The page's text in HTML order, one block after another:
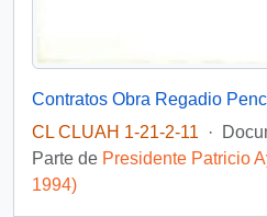
Contratos Obra Regadio
CL CLUAH 1-21-2-11
·
Parte de Presidente Patricio
1994)